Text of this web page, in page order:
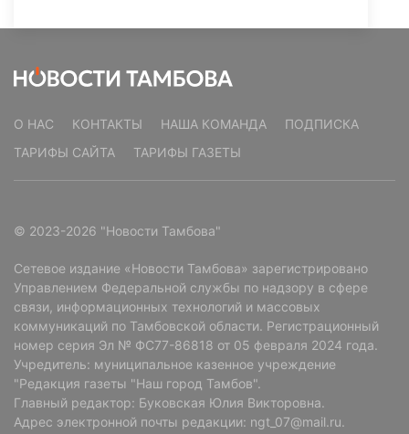
О НАС КОНТАКТЫ НАША КОМАНДА
ПОДПИСКА
ТАРИФЫ САЙТА
ТАРИФЫ ГАЗЕТЫ
© 2023-2026 "Новости Тамбова"
Сетевое издание «Новости Тамбова» зарегистрировано
Управлением Федеральной службы по надзору в сфере
связи, информационных технологий и массовых
коммуникаций по Тамбовской области. Регистрационный
номер серия Эл № ФС77-86818 от 05 февраля 2024 года.
Учредитель: муниципальное казенное учреждение
"Редакция газеты "Наш город Тамбов".
Главный редактор: Буковская Юлия Викторовна.
Адрес электронной почты редакции: ngt_07@mail.ru.